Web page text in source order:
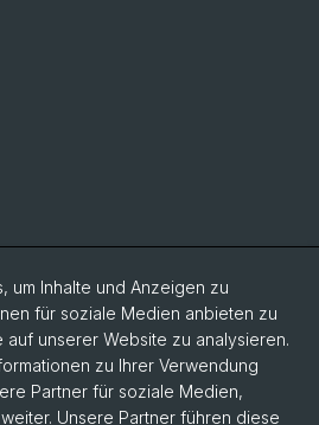
Philosophie
um Inhalte und Anzeigen zu
für soziale Medien anbieten zu
unserer Website zu analysieren.
zu Ihrer Verwendung
Partner für soziale Medien,
Unsere Partner führen diese